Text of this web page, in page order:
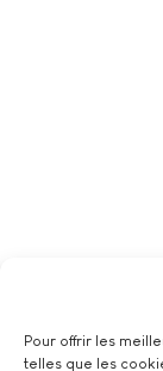
Pour offrir les
telles que les